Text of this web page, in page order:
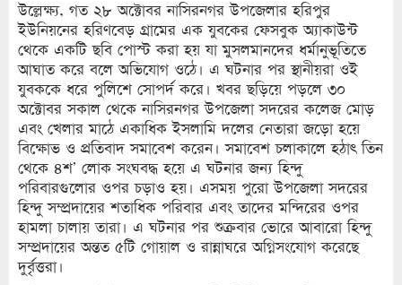
উল্লেক্ষ্য, গত ২৮ অক্টোবর নাসিরনগর উপজেলার হরিপুর
ইউনিয়নের হরিণবেড় গ্রামের এক যুবকের ফেসবুক অ্যাকাউন্ট
থেকে একটি ছবি পোস্ট করা হয় যা মুসলমানদের ধর্মানুভূতিতে
আঘাত করে বলে অভিযোগ ওঠে। এ ঘটনার পর স্থানীয়রা ওই
যুবককে ধরে পুলিশে সোপর্দ করে। খবর ছড়িয়ে পড়লে ৩০
অক্টোবর সকাল থেকে নাসিরনগর উপজেলা সদরের কলেজ মোড়
এবং খেলার মাঠে একাধিক ইসলামি দলের নেতারা জড়ো হয়ে
বিক্ষোভ ও প্রতিবাদ সমাবেশ করেন। সমাবেশ চলাকালে হঠাৎ তিন
থেকে ৪শ’ লোক সংঘবদ্ধ হয়ে এ ঘটনার জন্য হিন্দু
পরিবারগুলোর ওপর চড়াও হয়। এসময় পুরো উপজেলা সদরের
হিন্দু সম্প্রদায়ের শতাধিক পরিবার এবং তাদের মন্দিরের ওপর
হামলা চালায় তারা। এ ঘটনার পর শুক্রবার ভোরে আবারো হিন্দু
সম্প্রদায়ের অন্তত ৫টি গোয়াল ও রান্নাঘরে অগ্নিসংযোগ করেছে
দুর্বৃত্তরা।